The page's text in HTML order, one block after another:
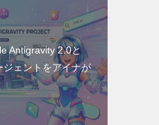
Antigravity 2.0と
ェントをアイナが